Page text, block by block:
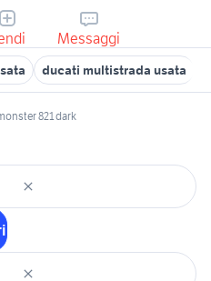
Messaggi
ducati multistrada usata
821 dark